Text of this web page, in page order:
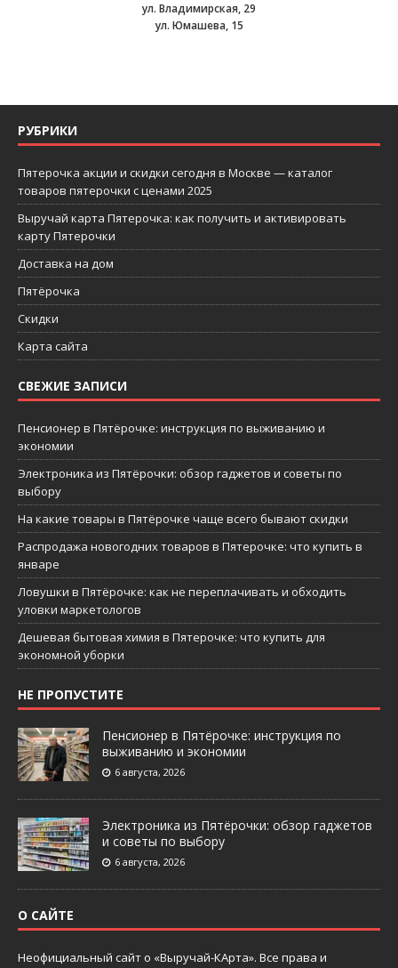
ул. Владимирская, 29
ул. Юмашева, 15
РУБРИКИ
Пятерочка акции и скидки сегодня в Москве — каталог
товаров пятерочки с ценами 2025
Выручай карта Пятерочка: как получить и активировать
карту Пятерочки
Доставка на дом
Пятёрочка
Скидки
Карта сайта
СВЕЖИЕ ЗАПИСИ
Пенсионер в Пятёрочке: инструкция по выживанию и
экономии
Электроника из Пятёрочки: обзор гаджетов и советы по
выбору
На какие товары в Пятёрочке чаще всего бывают скидки
Распродажа новогодних товаров в Пятерочке: что купить в
январе
Ловушки в Пятёрочке: как не переплачивать и обходить
уловки маркетологов
Дешевая бытовая химия в Пятерочке: что купить для
экономной уборки
НЕ ПРОПУСТИТЕ
Пенсионер в Пятёрочке: инструкция по
выживанию и экономии
6 августа, 2026
Электроника из Пятёрочки: обзор гаджетов
и советы по выбору
6 августа, 2026
О САЙТЕ
Неофициальный сайт о «Выручай-КАрта». Все права и